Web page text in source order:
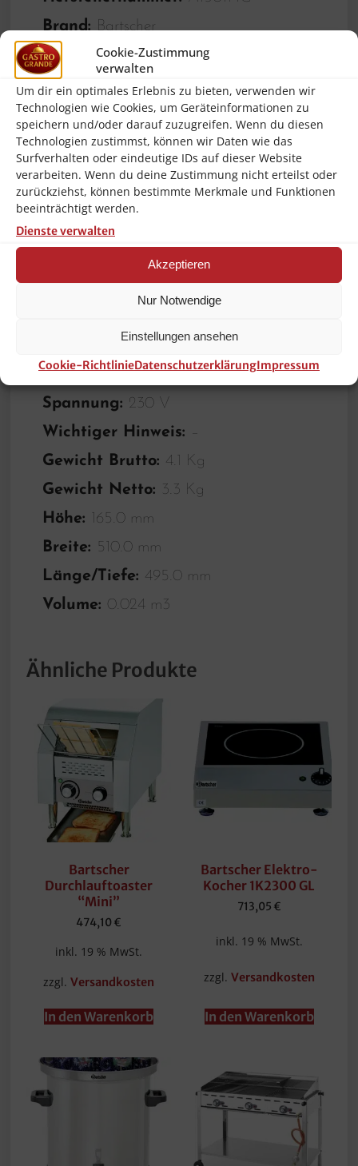
Cookie-Zustimmung
verwalten
Um dir ein optimales Erlebnis zu bieten, verwenden wir
Technologien wie Cookies, um Geräteinformationen zu
speichern und/oder darauf zuzugreifen. Wenn du diesen
Technologien zustimmst, können wir Daten wie das
Surfverhalten oder eindeutige IDs auf dieser Website
verarbeiten. Wenn du deine Zustimmung nicht erteilst oder
zurückziehst, können bestimmte Merkmale und Funktionen
beeinträchtigt werden.
Dienste verwalten
Akzeptieren
Nur Notwendige
Einstellungen ansehen
Cookie-RichtlinieDatenschutzerklärungImpressum
Brand: Bartscher
Ausführung innen:
Antihaftbeschichtung
Frequenz:50 Hz
Höhe Innen:40 mm
Inhalt:4 Liter
Ausführung: Rund
Temperaturregelung:
,Stufenlos
Innen-Durchmesser:380 mm
Steuerung:Elektronisch ,Drehregler
1 Glasdeckel
Anschlusswert:1,5 kW
Spannung: 230 V
Wichtiger Hinweis: –
Gewicht Brutto: 4.1 Kg
Gewicht Netto: 3.3 Kg
Höhe: 165.0 mm
Breite: 510.0 mm
Länge/Tiefe: 495.0 mm
Volume: 0.024 m3
Ähnliche Produkte
Bartscher
Durchlauftoaster
“Mini”
474,10 €
inkl. 19 % MwSt.
zzgl.Versandkosten
In den Warenkorb
Bartscher Elektro-
Kocher 1K2300 GL
713,05 €
inkl. 19 % MwSt.
zzgl. Versandkosten
In den Warenkorb